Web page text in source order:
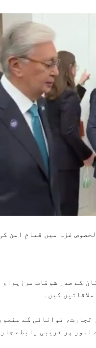
غزہ میں قیامِ امن
کے صدر شوقات
کیں۔
تجارت، توانائی کے
پر قریبی رابطے